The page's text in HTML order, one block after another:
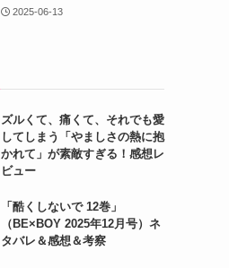
2025-06-13
ズルくて、痛くて、それでも愛
してしまう「やましさの熱に抱
かれて」が素敵すぎる！感想レ
ビュー
「酷くしないで 12巻」
（BE×BOY 2025年12月号）ネ
タバレ＆感想＆考察